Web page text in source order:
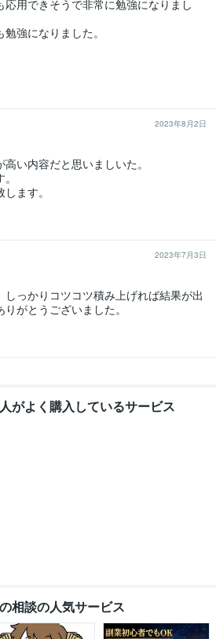
用できそうで非常に勉強になりまし
強になりました。
2023年8月2日
い内容だと思いましいた。
ます。
2023年7月3日
しっかりコツコツ積み上げれば結果が出
がとうございました。
がよく購入しているサービス
相談の人気サービス